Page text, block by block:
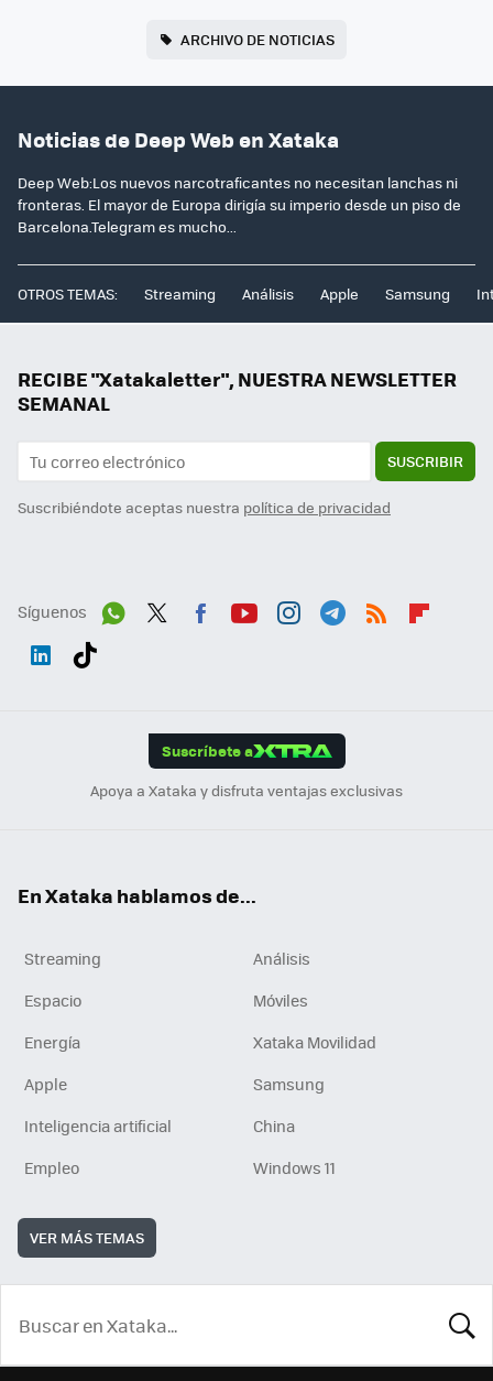
ARCHIVO DE NOTICIAS
Noticias de Deep Web en Xataka
Deep Web:Los nuevos narcotraficantes no necesitan lanchas ni
fronteras. El mayor de Europa dirigía su imperio desde un piso de
Barcelona.Telegram es mucho...
OTROS TEMAS: Streaming Análisis Apple Samsung
RECIBE "Xatakaletter", NUESTRA NEWSLETTER
SEMANAL
SUSCRIBIR
Suscribiéndote aceptas nuestra política de privacidad
Síguenos
Suscríbete a
Apoya a Xataka y disfruta ventajas exclusivas
En Xataka hablamos de...
Streaming
Análisis
Espacio
Móviles
Energía
Xataka Movilidad
Apple
Samsung
Inteligencia artificial
China
Empleo
Windows 11
VER MÁS TEMAS